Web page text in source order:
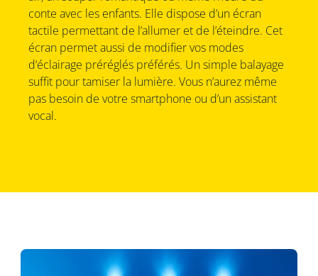
conte avec les enfants. Elle dispose d’un écran
tactile permettant de l’allumer et de l’éteindre. Cet
écran permet aussi de modifier vos modes
d’éclairage préréglés préférés. Un simple balayage
suffit pour tamiser la lumière. Vous n’aurez même
pas besoin de votre smartphone ou d’un assistant
vocal.